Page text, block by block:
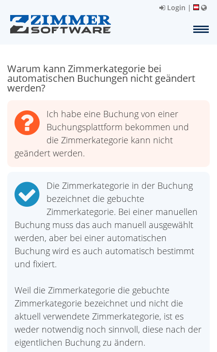
Login |
Warum kann Zimmerkategorie bei
automatischen Buchungen nicht geändert
werden?
Ich habe eine Buchung von einer
Buchungsplattform bekommen und
die Zimmerkategorie kann nicht
geändert werden.
Die Zimmerkategorie in der Buchung
bezeichnet die gebuchte
Zimmerkategorie. Bei einer manuellen
Buchung muss das auch manuell ausgewählt
werden, aber bei einer automatischen
Buchung wird es auch automatisch bestimmt
und fixiert.
Weil die Zimmerkategorie die gebuchte
Zimmerkategorie bezeichnet und nicht die
aktuell verwendete Zimmerkategorie, ist es
weder notwendig noch sinnvoll, diese nach der
eigentlichen Buchung zu ändern.